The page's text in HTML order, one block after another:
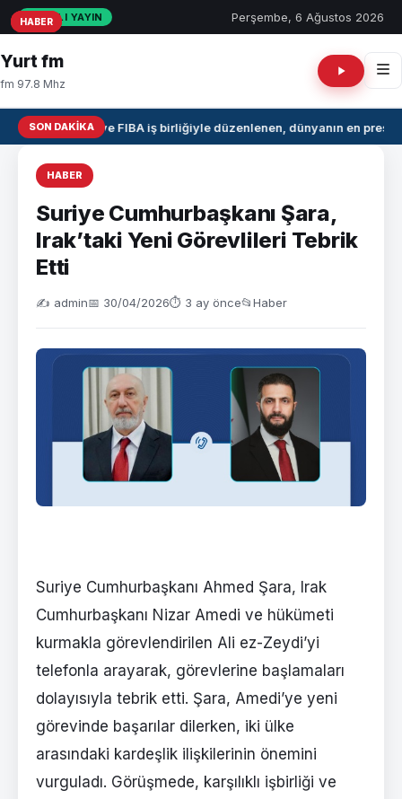
CANLI YAYIN Perşembe, 6 Ağustos 2026
Yurt fm
fm 97.8 Mhz
SON DAKIKANBA ve FIBA iş birliğiyle düzenlenen, dünyanın en
HABER
Suriye Cumhurbaşkanı Şara,
Irak’taki Yeni Görevlileri Tebrik
Etti
✍️ admin📅 30/04/2026⏱ 3 ay önce📂Haber
Suriye Cumhurbaşkanı Ahmed Şara, Irak
Cumhurbaşkanı Nizar Amedi ve hükümeti
kurmakla görevlendirilen Ali ez-Zeydi’yi
telefonla arayarak, görevlerine başlamaları
dolayısıyla tebrik etti. Şara, Amedi’ye yeni
görevinde başarılar dilerken, iki ülke
arasındaki kardeşlik ilişkilerinin önemini
vurguladı. Görüşmede, karşılıklı işbirliği ve
HABER
HABER
HABER